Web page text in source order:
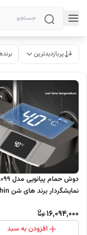
پربازدیدترین
دوش حمام
نمایشگردار برند های شن Hyshin
16,094,000
افزودن به سبد